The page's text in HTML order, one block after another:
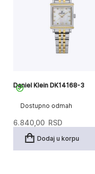
Dostupno odmah
Daniel Klein DK14168-3
6.840,00 RSD
Dodaj u korpu